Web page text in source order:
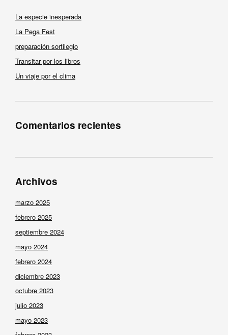
La especie inesperada
La Pega Fest
preparación sortilegio
Transitar por los libros
Un viaje por el clima
Comentarios recientes
Archivos
marzo 2025
febrero 2025
septiembre 2024
mayo 2024
febrero 2024
diciembre 2023
octubre 2023
julio 2023
mayo 2023